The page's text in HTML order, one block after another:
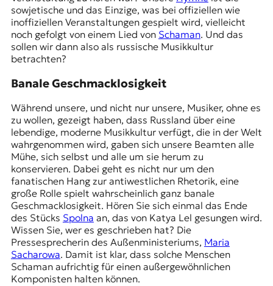
sowjetische und das Einzige, was bei offiziellen wie
inoffiziellen Veranstaltungen gespielt wird, vielleicht
noch gefolgt von einem Lied von Schaman. Und das
sollen wir dann also als russische Musikkultur
betrachten?
Banale Geschmacklosigkeit
Während unsere, und nicht nur unsere, Musiker, ohne es
zu wollen, gezeigt haben, dass Russland über eine
lebendige, moderne Musikkultur verfügt, die in der Welt
wahrgenommen wird, gaben sich unsere Beamten alle
Mühe, sich selbst und alle um sie herum zu
konservieren. Dabei geht es nicht nur um den
fanatischen Hang zur antiwestlichen Rhetorik, eine
große Rolle spielt wahrscheinlich ganz banale
Geschmacklosigkeit. Hören Sie sich einmal das Ende
des Stücks Spolna an, das von Katya Lel gesungen wird.
Wissen Sie, wer es geschrieben hat? Die
Pressesprecherin des Außenministeriums, Maria
Sacharowa. Damit ist klar, dass solche Menschen
Schaman aufrichtig für einen außergewöhnlichen
Komponisten halten können.